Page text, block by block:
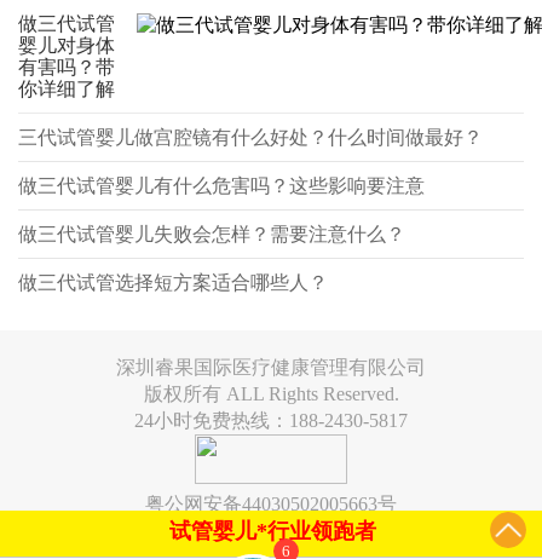
做三代试管
婴儿对身体
有害吗？带
你详细了解
三代试管婴儿做宫腔镜有什么好处？什么时间做最好？
做三代试管婴儿有什么危害吗？这些影响要注意
做三代试管婴儿失败会怎样？需要注意什么？
做三代试管选择短方案适合哪些人？
深圳睿果国际医疗健康管理有限公司
版权所有 ALL Rights Reserved.
24小时免费热线：188-2430-5817
粤公网安备44030502005663号
试管婴儿*行业领跑者
6